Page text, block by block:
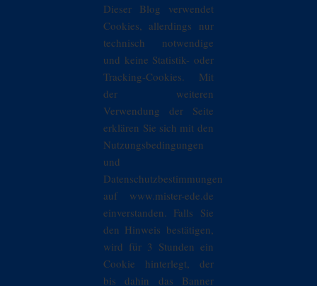
Dieser Blog verwendet
Cookies, allerdings nur
technisch notwendige
und keine Statistik- oder
Tracking-Cookies. Mit
der weiteren
Verwendung der Seite
erklären Sie sich mit den
Nutzungsbedingungen
und
Datenschutzbestimmungen
auf www.mister-ede.de
einverstanden. Falls Sie
den Hinweis bestätigen,
wird für 3 Stunden ein
Cookie hinterlegt, der
bis dahin das Banner